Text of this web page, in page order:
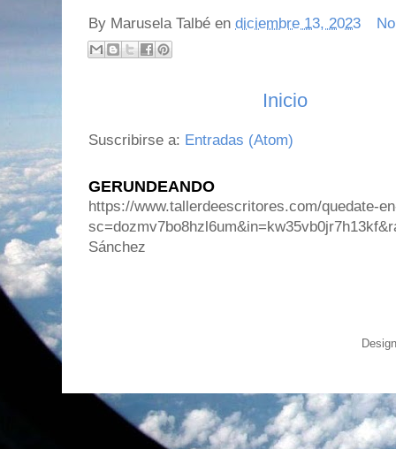
By Marusela Talbé en diciembre 13, 2023
Inicio
Suscribirse a: Entradas (Atom)
GERUNDEANDO
https://www.tallerdeescritores.com/quedate-
Sánchez